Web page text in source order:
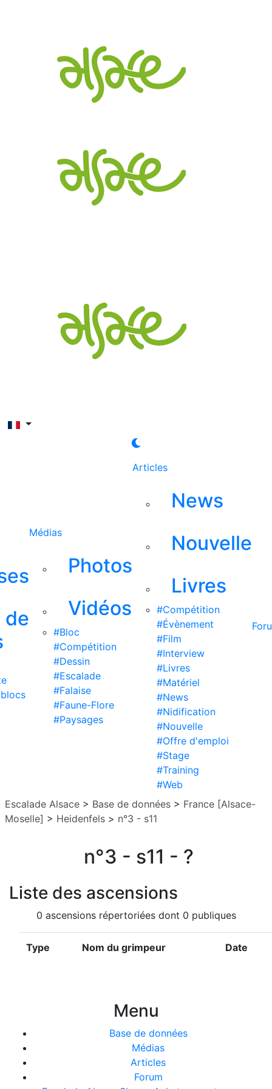
de
Médias
Photos
Vidéos
#Bloc
#Compétition
#Dessin
#Escalade
#Falaise
#Faune-Flore
#Paysages
Articles
News
Nouvelle
Livres
#Compétition
#Évènement
#Film
#Interview
#Livres
#Matériel
#News
#Nidification
#Nouvelle
#Offre d'emploi
#Stage
#Training
#Web
Escalade Alsace > Base de données > France [Alsace-
Moselle] > Heidenfels > n°3 - s11
n°3 - s11 - ?
Liste des ascensions
0 ascensions répertoriées dont 0 publiques
Type Nom du grimpeur Date
Menu
Base de données
Médias
Articles
Forum